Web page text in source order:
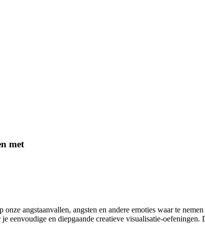
met
angstaanvallen, angsten en andere emoties waar te
eenvoudige en diepgaande creatieve visualisatie-